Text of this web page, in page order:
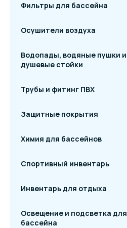
Фильтры для бассейна
Осушители воздуха
Водопады, водяные пушки и
душевые стойки
Трубы и фитинг ПВХ
Защитные покрытия
Химия для бассейнов
Спортивный инвентарь
Инвентарь для отдыха
Освещение и подсветка для
бассейна